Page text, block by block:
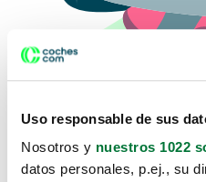
Uso responsable de sus
Nosotros y nuestros 1022
datos personales, p.ej., su